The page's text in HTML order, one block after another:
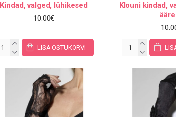
Kindad, valged, lühikesed
10.00€
LISA OSTUKORVI
Klouni kindad,